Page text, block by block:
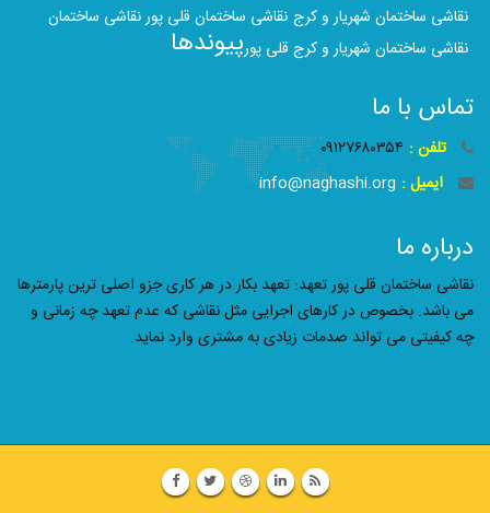
نقاشی ساختمان شهریار و کرج نقاشی ساختمان قلی پور نقاشی ساختمان
نقاشی ساختمان شهریار و کرج قلی پورپیوندها
تماس با ما
تلفن : ۰۹۱۲۷۶۸۰۳۵۴
ایمیل : info@naghashi.org
درباره ما
نقاشی ساختمان قلی پور تعهد: تعهد بکار در هر کاری جزو اصلی ترین پارمترها
می باشد. بخصوص در کارهای اجرایی مثل نقاشی که عدم تعهد چه زمانی و
چه کیفیتی می تواند صدمات زیادی به مشتری وارد نماید.